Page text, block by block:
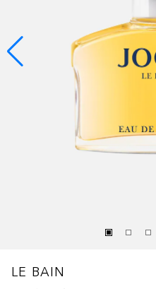
LE BAIN